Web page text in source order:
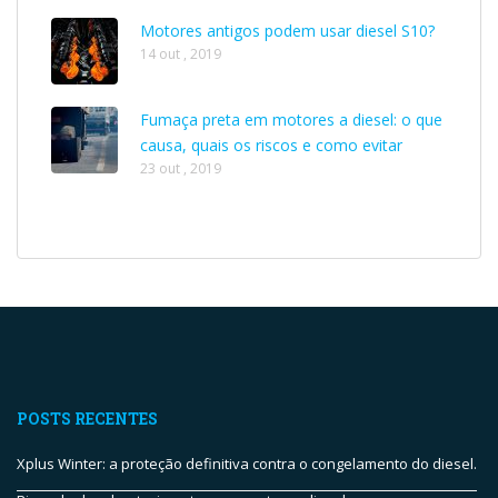
Motores antigos podem usar diesel S10?
14 out , 2019
Fumaça preta em motores a diesel: o que
causa, quais os riscos e como evitar
23 out , 2019
POSTS RECENTES
Xplus Winter: a proteção definitiva contra o congelamento do diesel.